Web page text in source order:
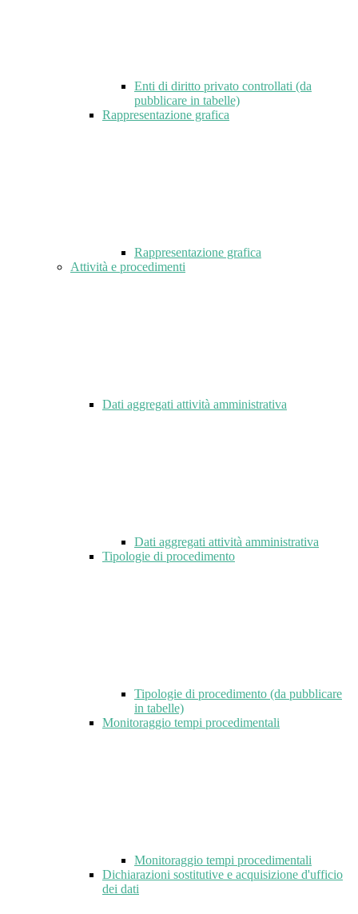
Enti di diritto privato controllati (da
pubblicare in tabelle)
Rappresentazione grafica
Rappresentazione grafica
Attività e procedimenti
Dati aggregati attività amministrativa
Dati aggregati attività amministrativa
Tipologie di procedimento
Tipologie di procedimento (da pubblicare
in tabelle)
Monitoraggio tempi procedimentali
Monitoraggio tempi procedimentali
Dichiarazioni sostitutive e acquisizione d'ufficio
dei dati